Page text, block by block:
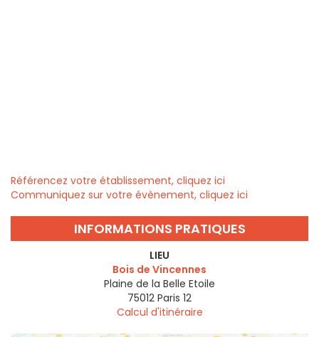
Référencez votre établissement, cliquez ici
Communiquez sur votre évènement, cliquez ici
INFORMATIONS PRATIQUES
LIEU
Bois de Vincennes
Plaine de la Belle Etoile
75012 Paris 12
Calcul d'itinéraire